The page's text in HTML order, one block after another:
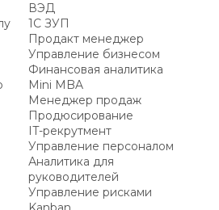
ВЭД
1С ЗУП
Продакт менеджер
Управление бизнесом
Финансовая аналитика
Mini MBA
Менеджер продаж
Продюсирование
IT-рекрутмент
Управление персоналом
Аналитика для
руководителей
Управление рисками